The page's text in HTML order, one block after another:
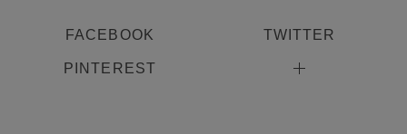
FACEBOOK TWITTER
PINTEREST